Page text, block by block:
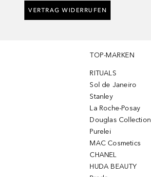
VERTRAG WIDERRUFEN
TOP-MARKEN
RITUALS
Sol de Janeiro
Stanley
La Roche-Posay
Douglas Collection
Purelei
MAC Cosmetics
CHANEL
HUDA BEAUTY